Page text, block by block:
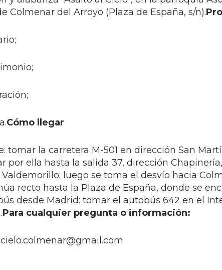
Colmenar del Arroyo (Plaza de España, s/n).
Cómo llegar
tomar la carretera M-501 en dirección San
por ella hasta la salida 37, dirección
Valdemorillo; luego se toma el desvío hacia
recto hasta la Plaza de España, donde se
desde Madrid: tomar el autobús 642 en el
Para cualquier pregunta o información: